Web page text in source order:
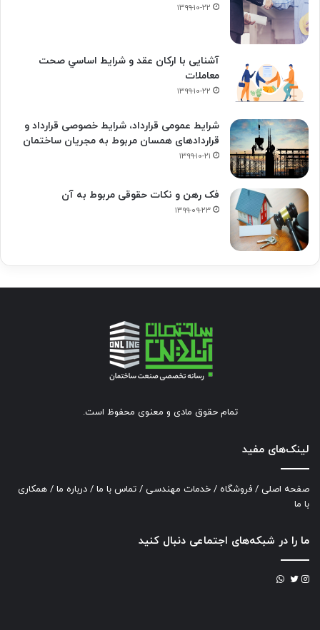
۱۳۹۹-۱۰-۲۲
آشنایی با ارکان عقد و شرايط اساسي صحت
معاملات
۱۳۹۹-۱۰-۲۲
شرایط عمومی قرارداد، شرایط خصوصی قرارداد و
قراردادهای همسان مربوط به مجریان ساختمان
۱۳۹۹-۱۰-۲۱
فک‌ رهن و نکات حقوقی مربوط به آن
۱۳۹۹-۰۹-۲۳
تمام حقوق مادی و معنوی محفوظ است.
لینک‌های مفید
صفحه اصلی / فروشگاه / خدمات مهندسی / تماس با ما / درباره ما / همکاری
با ما
ما را در شبکه‌های اجتماعی دنبال کنید